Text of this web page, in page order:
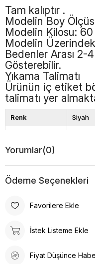
Tam kalıptır .
Modelin Boy
Modelin Kilosu: 60
Modelin
Bedenler Arası 2-
Gösterebilir.
Yıkama Talimatı
Ürünün iç etiket
talimatı yer
Renk Siyah
Boy
Desen
Yorumlar(0)
Ödeme Seçenekleri
Favorilere Ekle
İstek Listeme Ekle
Fiyat Düşünce